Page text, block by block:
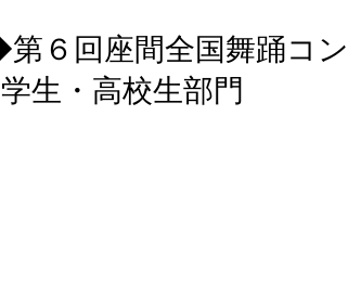
６回座間全国舞踊コ
生・高校生部門